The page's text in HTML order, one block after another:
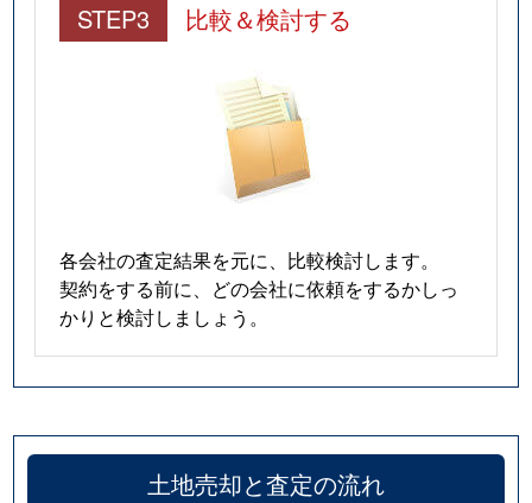
STEP3 比較＆検討する
各会社の査定結果を元に、比較検討します。
契約をする前に、どの会社に依頼をするかしっ
かりと検討しましょう。
土地売却と査定の流れ